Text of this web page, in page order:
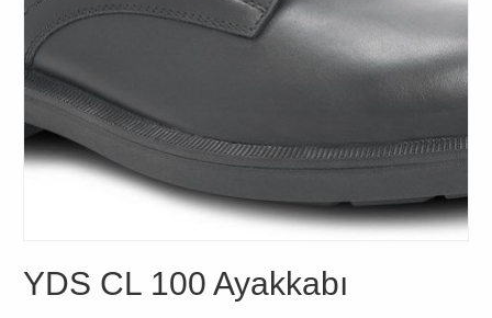
YDS CL 100 Ayakkabı